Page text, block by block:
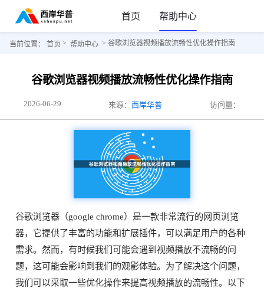
首页 帮助中心
当前位置： 首页 > 帮助中心 > 谷歌浏览器视频播放流畅性优化操作指南
谷歌浏览器视频播放流畅性优化操作指南
2026-06-29 来源：西岸华普 访问量：
谷歌浏览器（google chrome）是一款非常流行的网页浏览
器，它提供了丰富的功能和扩展插件，可以满足用户的各种
需求。然而，有时候我们可能会遇到视频播放不流畅的问
题，这可能会影响到我们的观影体验。为了解决这个问题，
我们可以采取一些优化操作来提高视频播放的流畅性。以下